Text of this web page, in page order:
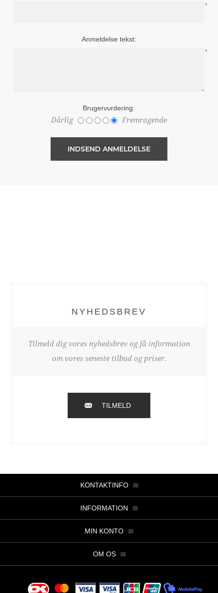
*
Anmeldelse tekst:
*
Brugervurdering:
Dårlig Fremragende
NYHEDSBREV
Tilmeld dig vores nyhedsbrev og få information
om vores seneste tilbud og priser.
TILMELD
KONTAKTINFO
INFORMATION
MIN KONTO
OM OS